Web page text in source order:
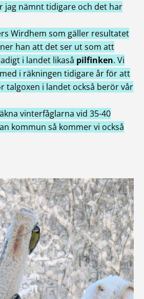
jag nämnt tidigare och det har
Wirdhem som gäller resultatet
han att det ser ut som att
i landet likaså pilfinken. Vi
i räkningen tidigare år för att
talgoxen i landet också berör vår
vinterfåglarna vid 35-40
kommun så kommer vi också